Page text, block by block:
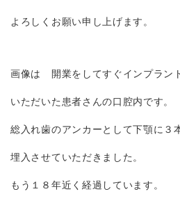
よろしくお願い申し上げます。
画像は 開業をしてすぐインプラン
いただいた患者さんの口腔内です。
総入れ歯のアンカーとして下顎に３
埋入させていただきました。
もう１８年近く経過しています。